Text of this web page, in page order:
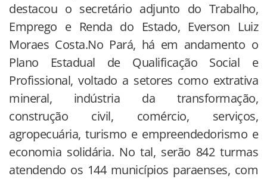
destacou o secretário adjunto do Trabalho,
Emprego e Renda do Estado, Everson Luiz
Moraes Costa.No Pará, há em andamento o
Plano Estadual de Qualificação Social e
Profissional, voltado a setores como extrativa
mineral, indústria da transformação,
construção civil, comércio, serviços,
agropecuária, turismo e empreendedorismo e
economia solidária. No tal, serão 842 turmas
atendendo os 144 municípios paraenses, com